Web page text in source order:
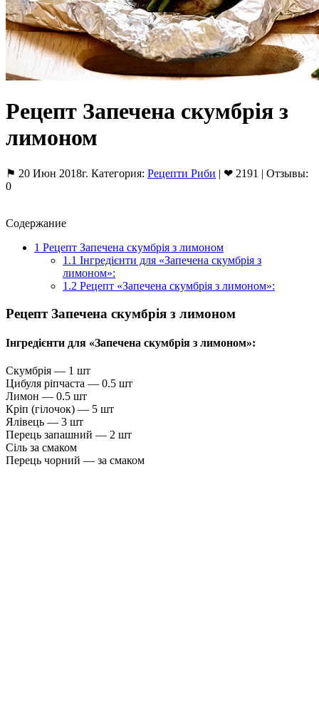
Рецепт Запечена скумбрія з
лимоном
⚑ 20 Июн 2018г. Категория: Рецепти Риби | ❤ 2191 | Отзывы:
0
Содержание
1 Рецепт Запечена скумбрія з лимоном
1.1 Інгредієнти для «Запечена скумбрія з
лимоном»:
1.2 Рецепт «Запечена скумбрія з лимоном»:
Рецепт Запечена скумбрія з лимоном
Інгредієнти для «Запечена скумбрія з лимоном»:
Скумбрія — 1 шт
Цибуля ріпчаста — 0.5 шт
Лимон — 0.5 шт
Кріп (гілочок) — 5 шт
Ялівець — 3 шт
Перець запашний — 2 шт
Сіль за смаком
Перець чорний — за смаком